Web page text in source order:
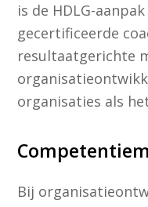
is de HDLG-
gecertificeerde
resultaatgerichte
organisaties als
Bij